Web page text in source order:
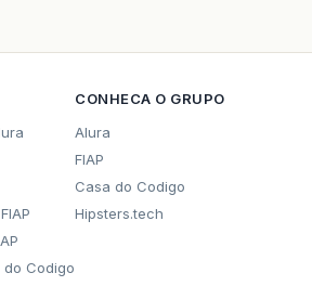
do Codigo
CONHECA O GRUPO
Alura
FIAP
Casa do Codigo
Hipsters.tech